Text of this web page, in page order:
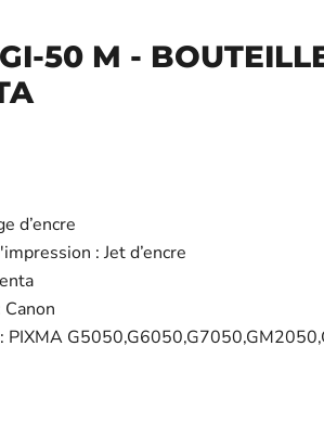
50 M -
d’encre
: Jet d’encre
PIXMA